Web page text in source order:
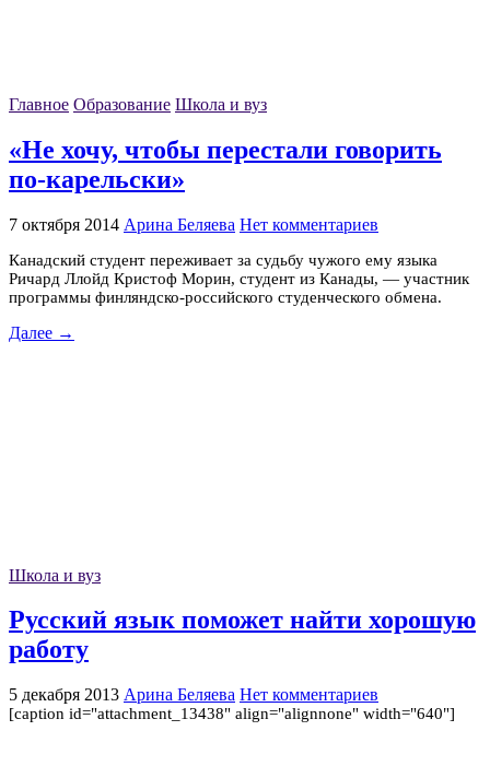
Главное Образование Школа и вуз
«Не хочу, чтобы перестали говорить
по-карельски»
7 октября 2014 Арина Беляева Нет комментариев
Канадский студент переживает за судьбу чужого ему языка
Ричард Ллойд Кристоф Морин, студент из Канады, — участник
программы финляндско-российского студенческого обмена.
Далее →
Школа и вуз
Русский язык поможет найти хорошую
работу
5 декабря 2013 Арина Беляева Нет комментариев
[caption id="attachment_13438" align="alignnone" width="640"]